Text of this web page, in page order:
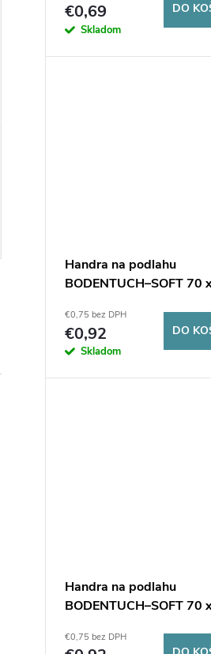
€0,69
Skladom
DO
Handra na podlahu
BODENTUCH–SOFT 70
€0,75 bez DPH
€0,92
Skladom
DO
Handra na podlahu
BODENTUCH–SOFT 70
€0,75 bez DPH